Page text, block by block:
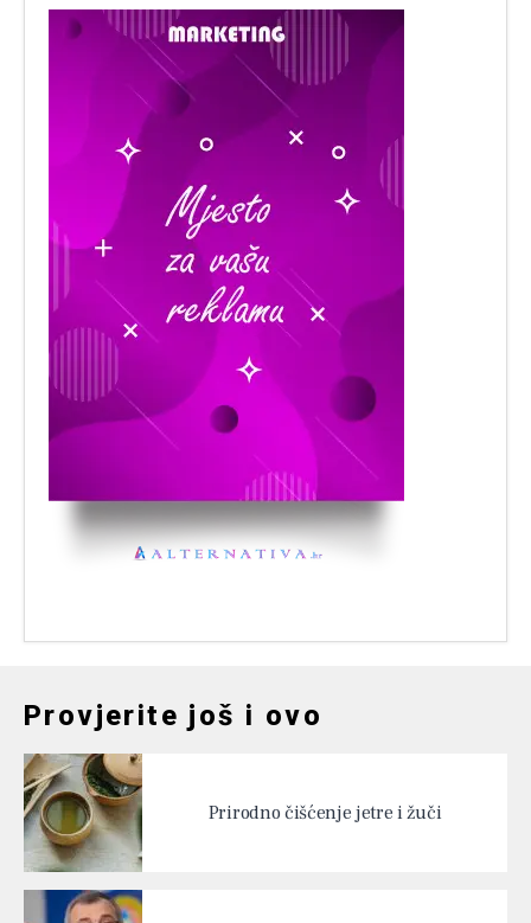
Provjerite još i ovo
Prirodno čišćenje jetre i žuči